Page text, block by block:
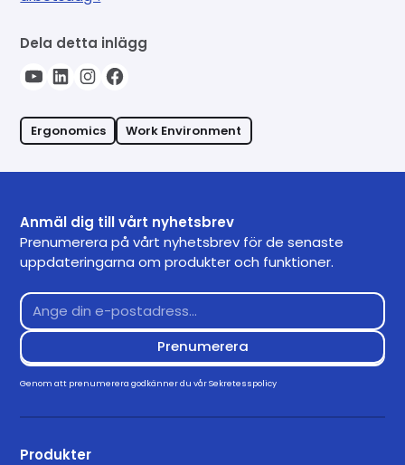
Dela detta inlägg
Ergonomics Work Environment
Anmäl dig till vårt nyhetsbrev
Prenumerera på vårt nyhetsbrev för de senaste
uppdateringarna om produkter och funktioner.
Genom att prenumerera godkänner du vårSekretesspolicy
Produkter